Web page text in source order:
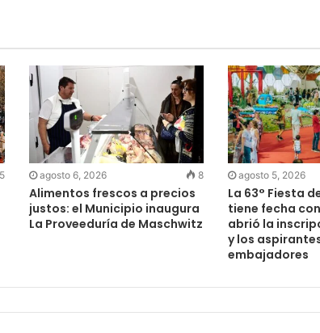
agosto 6, 2026 8
Alimentos frescos a precios
justos: el Municipio inaugura
La Proveeduría de Maschwitz
agosto 5, 2026
La 63° Fiesta
tiene fecha
abrió la
y los
embajadores